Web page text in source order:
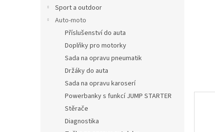
Sport a outdoor
Auto-moto
Příslušenství do auta
Doplňky pro motorky
Sada na opravu pneumatik
Držáky do auta
Sada na opravu karoserí
Powerbanky s funkcí JUMP STARTER
Stěrače
Diagnostika